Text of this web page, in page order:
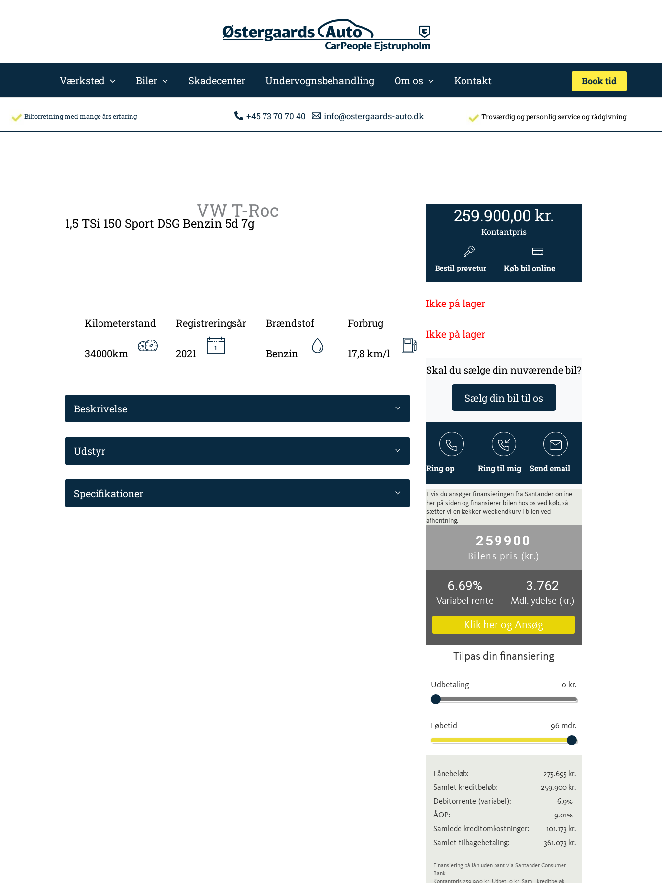
Værksted Biler Skadecenter Undervognsbehandling Om os Kontakt Book tid
Bilforretning med mange års erfaring +45 73 70 70 40 info@ostergaards-auto.dk Troværdig og personlig service og rådgivning
VW T-Roc
1,5 TSi 150 Sport DSG Benzin 5d 7g 259.900,00 kr.
Kontantpris
Bestil prøvetur Køb bil online
Kilometerstand
34000km
Registreringsår
2021
Brændstof
Benzin
Forbrug
17,8 km/l
Beskrivelse
Udstyr
Specifikationer
Ikke på lager
Ikke på lager
Skal du sælge din nuværende bil?
Sælg din bil til os
Ring op Ring til mig Send email
Hvis du ansøger finansieringen fra Santander online
her på siden og finansierer bilen hos os ved køb, så
sætter vi en lækker weekendkurv i bilen ved
afhentning.
259900
Bilens pris (kr.)
6.69%
Variabel rente
3.762
Mdl. ydelse (kr.)
Klik her og Ansøg
Tilpas din finansiering
Udbetaling 0 kr.
Løbetid 96 mdr.
Lånebeløb: 275.695 kr.
Samlet kreditbeløb:
259.900 kr.
Debitorrente (variabel): 6.9%
ÅOP:
9.01%
Samlede kreditomkostninger:
101.173 kr.
Samlet tilbagebetaling:
361.073 kr.
Finansiering på lån uden pant via Santander Consumer
Bank.
Kontantpris 259.900 kr. Udbet. 0 kr. Saml. kreditbeløb